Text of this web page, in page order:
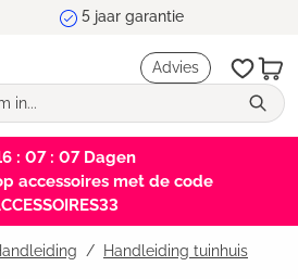
Advies
: 07 : 06Dagen
accessoires met de code
/ Handleiding tuinhuis